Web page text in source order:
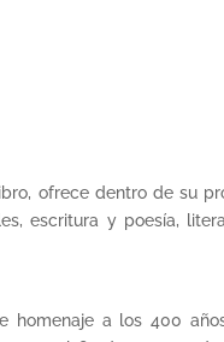
ofrece dentro de su
escritura y poesía,
homenaje a los 400